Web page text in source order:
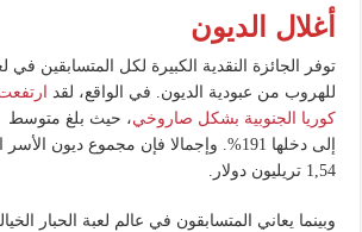
أغلال الديون
توفر الجائزة النقدية الكبيرة لكل المتسابقين في
للهروب من عبودية الديون. في الواقع، لقد
كوريا الجنوبية بشكل صاروخي، حيث بلغ متوسط
إلى دخلها 191%. وإجمالا فإن مجموع ديون
1,54 تريليون دولار.
وبينما يعاني المتسابقون في عالم لعبة الحبار